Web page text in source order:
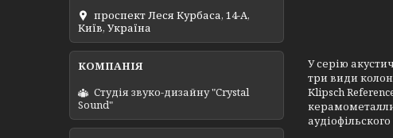
У серію
три види
Klipsch
проспект Леся Курбаса, 14-А,
Київ, Україна
Студія звуко-дизайну "Crystal
Sound"